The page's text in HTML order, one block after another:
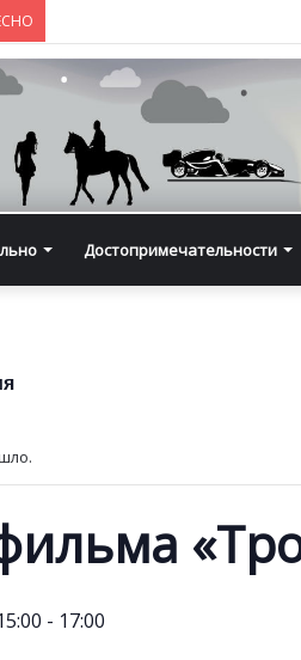
Достопримечательности
- 17:00